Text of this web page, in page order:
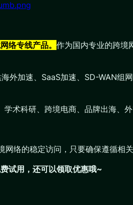
络专线产品。 作为国内专业的跨境
加速、SaaS加速、SD-WAN组
术科研、跨境电商、品牌出海、
络的稳定访问，只要确保遵循相
试用，还可以领取优惠哦~